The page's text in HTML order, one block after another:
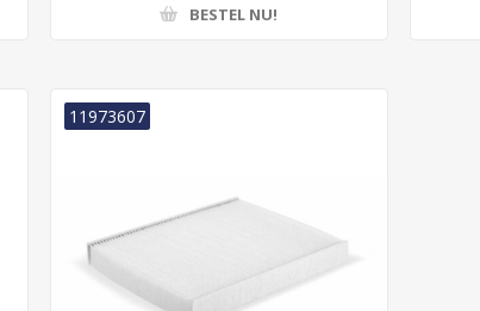
BESTEL NU!
11973607